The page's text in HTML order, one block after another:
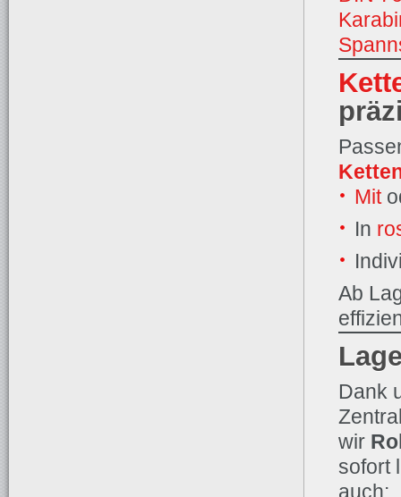
Mit
In
Ab
Dank
wir
sofort
auch: